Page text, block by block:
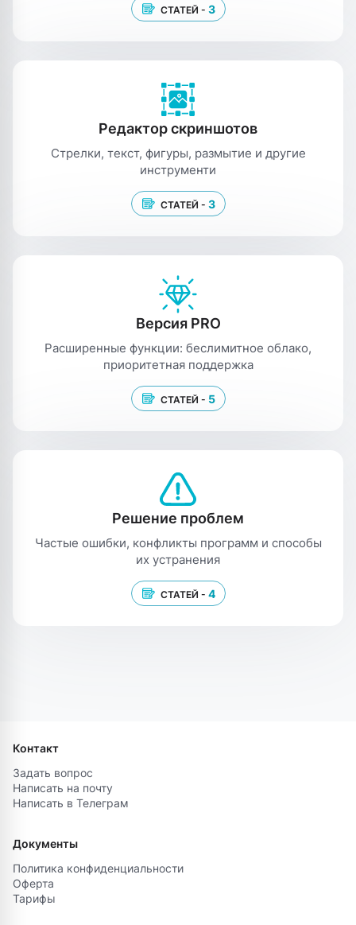
СТАТЕЙ - 3
Редактор скриншотов
Стрелки, текст, фигуры, размытие и другие
инструменти
СТАТЕЙ - 3
Версия PRO
Расширенные функции: беслимитное облако,
приоритетная поддержка
СТАТЕЙ - 5
Решение проблем
Частые ошибки, конфликты программ и способы
их устранения
СТАТЕЙ - 4
Контакт
Задать вопрос
Написать на почту
Написать в Телеграм
Документы
Политика конфиденциальности
Оферта
Тарифы